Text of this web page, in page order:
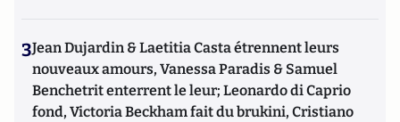
3Jean Dujardin & Laetitia Casta étrennent leurs
nouveaux amours, Vanessa Paradis & Samuel
Benchetrit enterrent le leur; Leonardo di Caprio
fond, Victoria Beckham fait du brukini, Cristiano